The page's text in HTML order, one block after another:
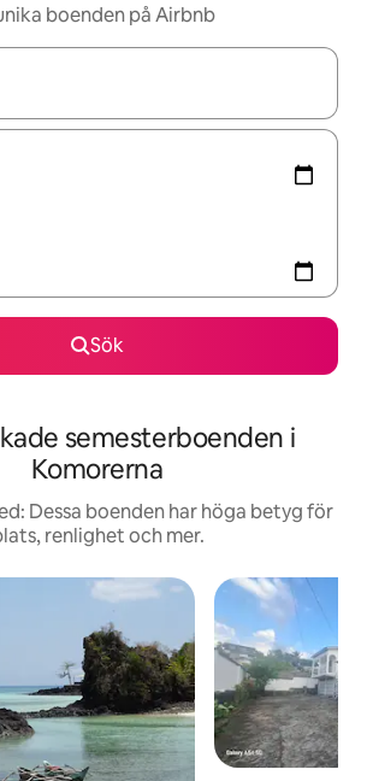
boenden på Airbnb
tillgängliga kan du navigera med upp- och
Sök
semesterboenden i
Komorerna
Dessa boenden har höga betyg för
renlighet och mer.